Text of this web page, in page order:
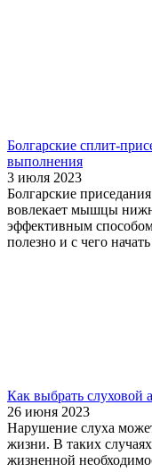
Болгарские сплит-
выполнения
3 июля 2023
Болгарские
вовлекает мышцы
эффективным
полезно и с чего
Как выбрать слуховой
26 июня 2023
Нарушение слуха
жизни. В таких
жизненной